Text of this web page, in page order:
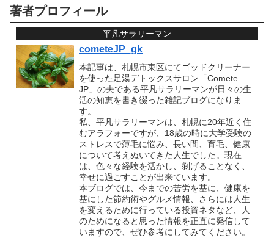
著者プロフィール
平凡サラリーマン
cometeJP_gk
本記事は、札幌市東区にてゴッドクリーナー
を使った足湯デトックスサロン「Comete
JP」の夫である平凡サラリーマンが日々の生
活の知恵を書き綴った雑記ブログになりま
す。
私、平凡サラリーマンは、札幌に20年近く住
むアラフォーですが、18歳の時に大学受験の
ストレスで薄毛に悩み、長い間、育毛、健康
について考えぬいてきた人生でした。現在
は、色々な経験を活かし、剝げることなく、
幸せに過ごすことが出来ています。
本ブログでは、今までの苦労を基に、健康を
基にした節約術やグルメ情報、さらには人生
を変えるために行っている投資ネタなど、人
のためになると思った情報を正直に発信して
いますので、ぜひ参考にしてみてください。